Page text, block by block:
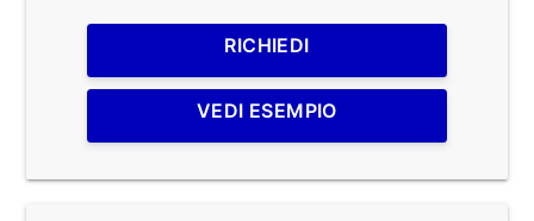
RICHIEDI
VEDI ESEMPIO